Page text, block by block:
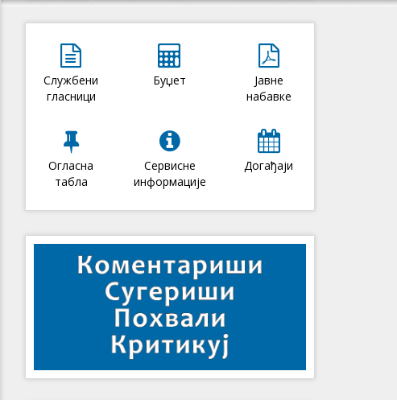
Службени
гласници
Буџет
Јавне
набавке
Огласна
табла
Сервисне
информације
Догађаји